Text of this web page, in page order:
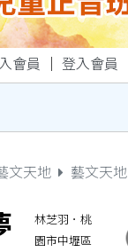
會員 ｜ 登入會員
文天地 藝文天地
林芝羽．桃
園市中壢區